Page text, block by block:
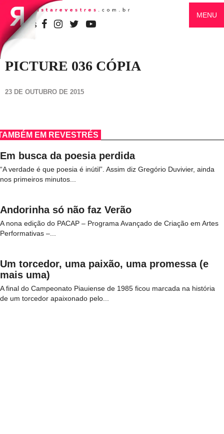
SIGA-NOS
MENU
PICTURE 036 CÓPIA
23 DE OUTUBRO DE 2015
EM REVESTRÉS
Em busca da poesia perdida
“A verdade é que poesia é inútil”. Assim diz Gregório Duvivier, ainda
nos primeiros minutos...
Andorinha só não faz Verão
A nona edição do PACAP – Programa Avançado de Criação em Artes
Performativas –...
Um torcedor, uma paixão, uma promessa (e
mais uma)
A final do Campeonato Piauiense de 1985 ficou marcada na história
de um torcedor apaixonado pelo...